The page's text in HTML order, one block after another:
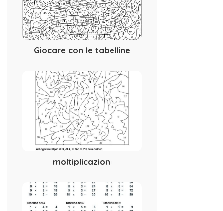
Giocare con le tabelline
moltiplicazioni